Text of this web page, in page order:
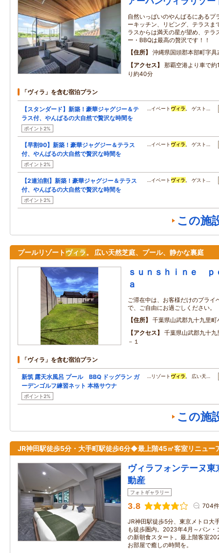
自然いっぱいのやんばるにあるプ
ーキッチン、リビング、テラスま
ラスからは満天の星が望め、テラ
ー・BBQは最高の贅沢です！！
住所
沖縄県国頭郡本部町字
アクセス
那覇空港より車で
り約40分
「ヴィラ」を含む宿泊プラン
【スタンダード】新築！豪華ジャグジー＆テ
ラス付、やんばるの大自然で贅沢な時間を
ポイント2%
…イベート ヴィラ 。 ゲスト…
【早割90】新築！豪華ジャグジー＆テラス
付、やんばるの大自然で贅沢な時間を
ポイント2%
…イベート ヴィラ 。 ゲスト…
【2連泊割】新築！豪華ジャグジー＆テラス
付、やんばるの大自然で贅沢な時間を
ポイント2%
…イベート ヴィラ 。 ゲスト…
この施
プールリゾートヴィラ。 広い天然芝庭、プール、静かな裏庭
ｓｕｎｓｈｉｎｅ
ａ
ご滞在中は、お客様だけのプライ
で、ご自由にお過ごしください。
住所
千葉県山武郡九十九里
アクセス
千葉県山武郡九十
－１
「ヴィラ」を含む宿泊プラン
新筑 露天水風呂 プール BBQ ドッグラン ガ
ーデンゴルフ練習ネット 本格サウナ
ポイント2%
…リゾート ヴィラ 。 広い天…
この施
JR神田駅徒歩5分・大手町駅徒歩6分◆最上階45㎡客室リニュ
ヴィラフォンテーヌ
動産
フォトギャラリー
3.8 704件
JR神田駅徒歩5分、東京メトロ大
も徒歩圏内。2023年4月～パン・
の新朝食スタート。最上階客室
お部屋で癒しの時間を。